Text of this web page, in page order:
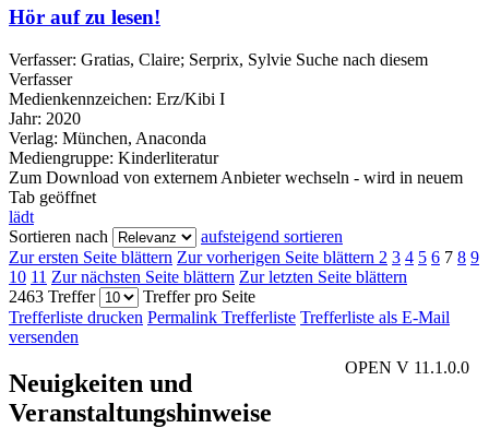
Hör auf zu lesen!
Verfasser: Gratias, Claire; Serprix, Sylvie Suche nach diesem
Verfasser
Medienkennzeichen: Erz/Kibi I
Jahr: 2020
Verlag: München, Anaconda
Mediengruppe: Kinderliteratur
Zum Download von externem Anbieter wechseln - wird in neuem
Tab geöffnet
lädt
Sortieren nach
aufsteigend sortieren
Zur ersten Seite blättern Zur vorherigen Seite blättern 2 3 4 5 6 7 8 9
10 11 Zur nächsten Seite blättern Zur letzten Seite blättern
2463 Treffer
Treffer pro Seite
Trefferliste drucken Permalink Trefferliste Trefferliste als E-Mail
versenden
OPEN V 11.1.0.0
Neuigkeiten und
Veranstaltungshinweise